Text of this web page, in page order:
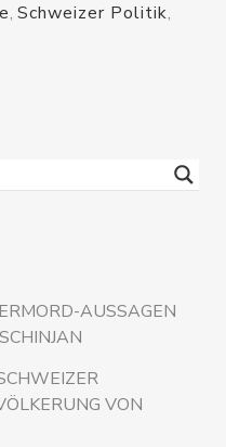
, Schweizer Politik,
AUSSAGEN
VON